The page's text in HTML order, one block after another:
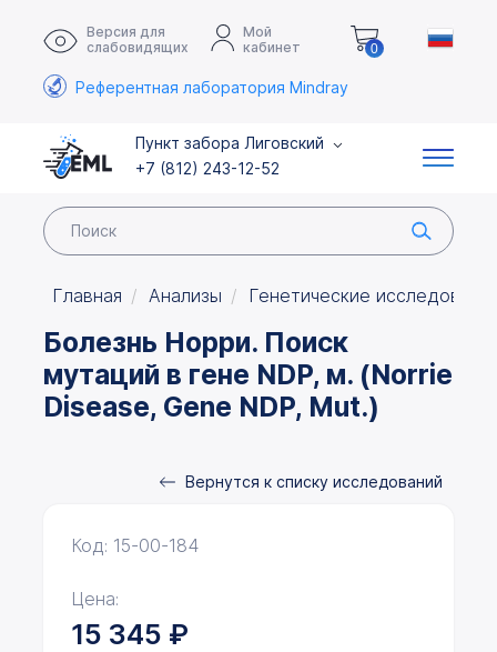
Версия для
слабовидящих
Мой
кабинет
0
Референтная лаборатория Mindray
Пункт забора Лиговский
+7 (812) 243-12-52
Главная Анализы Генетические
Болезнь Норри. Поиск
мутаций в гене NDP, м. (Norrie
Disease, Gene NDP, Mut.)
Вернутся к списку исследований
Код: 15-00-184
Цена:
15 345 ₽